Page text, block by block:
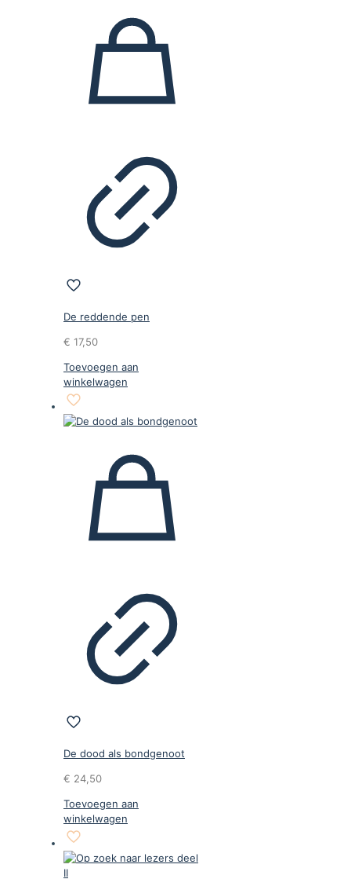
De reddende pen
€ 17,50
Toevoegen aan
winkelwagen
De dood als bondgenoot
€ 24,50
Toevoegen aan
winkelwagen